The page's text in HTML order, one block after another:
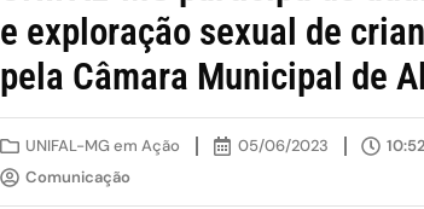
e exploração sexual de
pela Câmara Municipal de
UNIFAL-MG em Ação 05/06/2023
10:52
Comunicação